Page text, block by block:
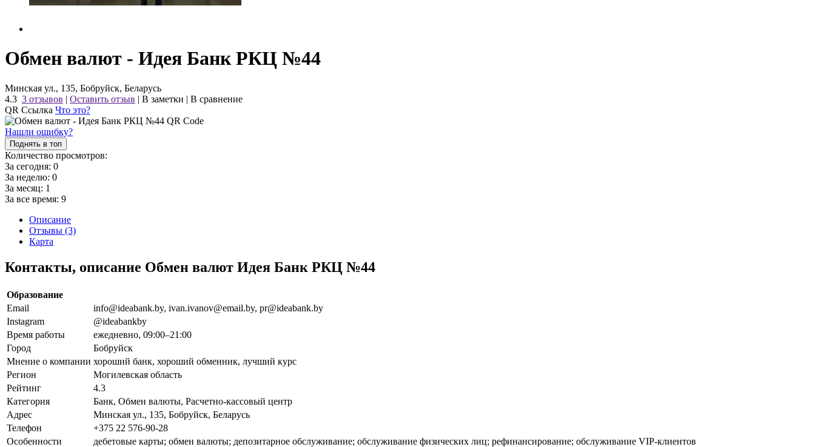
Обмен валют - Идея Банк РКЦ №44
Минская ул., 135, Бобруйск, Беларусь
4.3 3 отзывов | Оставить отзыв | В заметки | В сравнение
QR Ссылка Что это?
Нашли ошибку?
Поднять в топ
Количество просмотров:
За сегодня: 0
За неделю: 0
За месяц: 1
За все время: 9
Описание
Отзывы (3)
Карта
Контакты, описание Обмен валют Идея Банк РКЦ №44
Образование
Email
info@ideabank.by, ivan.ivanov@email.by, pr@ideabank.by
Instagram
@ideabankby
Время работы
ежедневно, 09:00–21:00
Город
Бобруйск
Мнение о компании хороший банк, хороший обменник, лучший курс
Регион
Могилевская область
Рейтинг
4.3
Категория
Банк, Обмен валюты, Расчетно-кассовый центр
Адрес
Минская ул., 135, Бобруйск, Беларусь
Телефон
+375 22 576-90-28
Особенности
дебетовые карты; обмен валюты; депозитарное обслуживание; обслуживание физических лиц; рефинансирование; обслуживание VIP-клиентов